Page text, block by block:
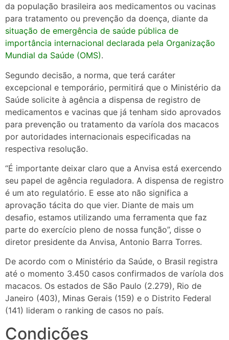
da população brasileira aos medicamentos ou vacinas
para tratamento ou prevenção da doença, diante da
situação de emergência de saúde pública de
importância internacional declarada pela Organização
Mundial da Saúde (OMS).
Segundo decisão, a norma, que terá caráter
excepcional e temporário, permitirá que o Ministério da
Saúde solicite à agência a dispensa de registro de
medicamentos e vacinas que já tenham sido aprovados
para prevenção ou tratamento da varíola dos macacos
por autoridades internacionais especificadas na
respectiva resolução.
“É importante deixar claro que a Anvisa está exercendo
seu papel de agência reguladora. A dispensa de registro
é um ato regulatório. E esse ato não significa a
aprovação tácita do que vier. Diante de mais um
desafio, estamos utilizando uma ferramenta que faz
parte do exercício pleno de nossa função”, disse o
diretor presidente da Anvisa, Antonio Barra Torres.
De acordo com o Ministério da Saúde, o Brasil registra
até o momento 3.450 casos confirmados de varíola dos
macacos. Os estados de São Paulo (2.279), Rio de
Janeiro (403), Minas Gerais (159) e o Distrito Federal
(141) lideram o ranking de casos no país.
Condições